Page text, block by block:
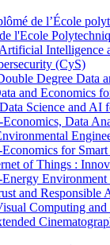
de l’École
l'Ecole
Intelligence
(CyS)
Degree Data
and Economics
Science and AI
Data
for
of Things :
Environment
and Responsible
Computing and